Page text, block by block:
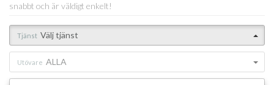
snabbt och är väldigt enkelt!
Tjänst Välj tjänst
Utövare ALLA